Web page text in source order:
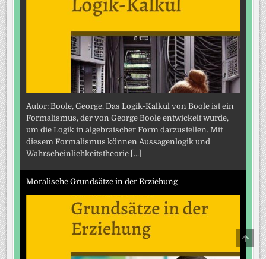
Autor: Boole, George. Das Logik-Kalkül von Boole ist ein
Formalismus, der von George Boole entwickelt wurde,
um die Logik in algebraischer Form darzustellen. Mit
diesem Formalismus können Aussagenlogik und
Wahrscheinlichkeitstheorie [...]
Moralische Grundsätze in der Erziehung
TO
TOP